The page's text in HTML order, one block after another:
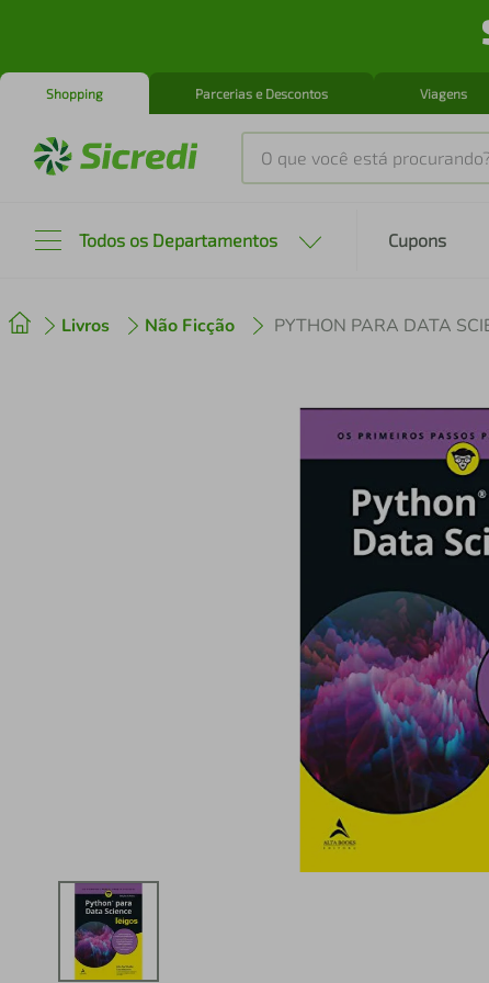
Shopping Parcerias e Descontos Viagens
O que você está procurando?
Todos os Departamentos Cupons
Livros Não Ficção PYTHON PARA DATA
2º cafeteira